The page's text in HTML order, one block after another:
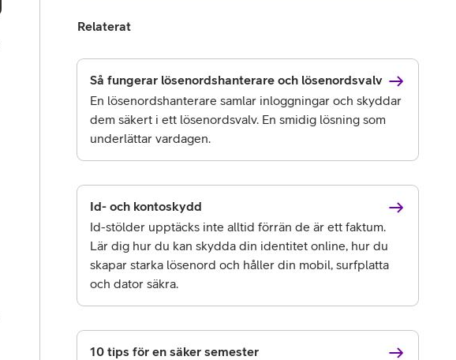
Relaterat
Så fungerar lösenordshanterare och lösenordsvalv
En lösenordshanterare samlar inloggningar och skyddar
dem säkert i ett lösenordsvalv. En smidig lösning som
underlättar vardagen.
Id- och kontoskydd
Id-stölder upptäcks inte alltid förrän de är ett faktum.
Lär dig hur du kan skydda din identitet online, hur du
skapar starka lösenord och håller din mobil, surfplatta
och dator säkra.
10 tips för en säker semester